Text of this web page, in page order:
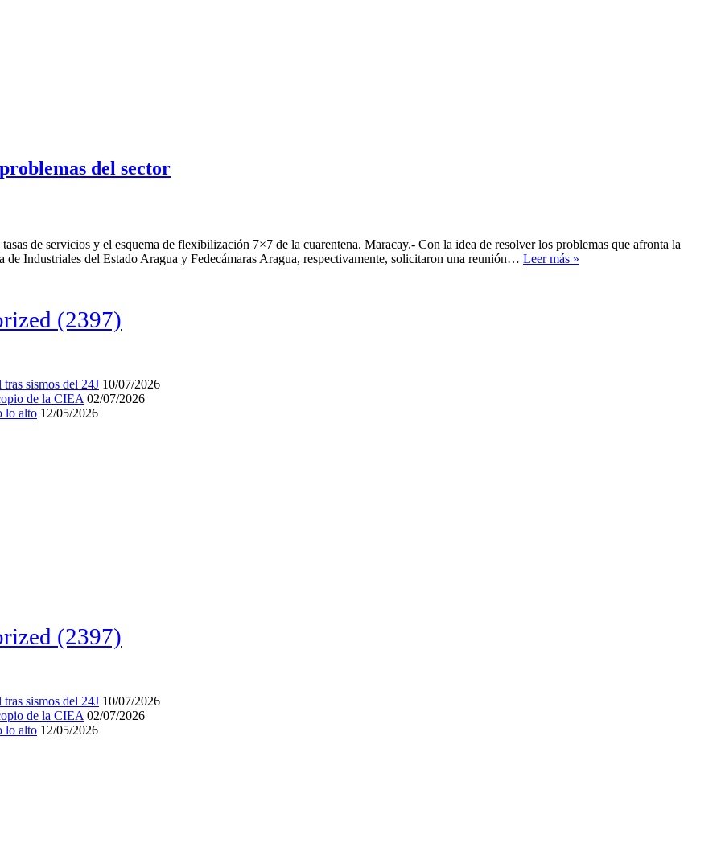
del sector
de servicios y el esquema de flexibilización 7×7 de la cuarentena. Maracay.- Con la idea de resolver los problemas que afronta la
Industriales del Estado Aragua y Fedecámaras Aragua, respectivamente, solicitaron una reunión… Leer más »
(2397)
sismos del 24J 10/07/2026
de la CIEA 02/07/2026
lo alto 12/05/2026
(2397)
sismos del 24J 10/07/2026
de la CIEA 02/07/2026
lo alto 12/05/2026